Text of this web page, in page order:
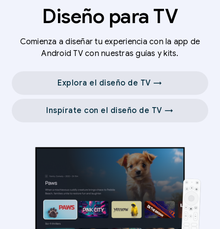
Diseño para TV
Comienza a diseñar tu experiencia con la app de
Android TV con nuestras guías y kits.
Explora el diseño de TV →
Inspírate con el diseño de TV →